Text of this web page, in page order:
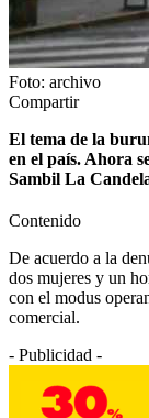
Foto: archivo
Compartir
El tema de la
en el país. Ahora
Sambil La
Contenido
De acuerdo a la
dos mujeres y un
con el modus
comercial.
- Publicidad -